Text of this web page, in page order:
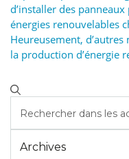
d’installer des
énergies renouvelables
Heureusement,
la production d’énergie